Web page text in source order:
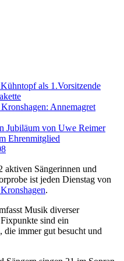
als 1.Vorsitzende
Annemagret
Jubiläum von Uwe Reimer
Ehrenmitglied
aktiven Sängerinnen und
ist jeden Dienstag von
.
Musik diverser
sind ein
die immer gut besucht und